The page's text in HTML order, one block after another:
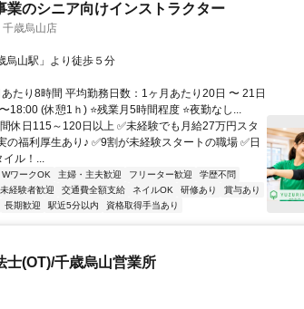
業のシニア向けインストラクター
千歳烏山店
烏山駅」より徒歩５分
たり8時間 平均勤務日数：1ヶ月あたり20日 〜 21日
〜18:00 (休憩1ｈ) ⭐残業月5時間程度 ⭐夜勤なし...
休日115～120日以上 ✅未経験でも月給27万円スタ
の福利厚生あり♪ ✅9割が未経験スタートの職場 ✅日
イル！...
ワークOK 主婦・主夫歓迎 フリーター歓迎
学歴不問
未経験者歓迎 交通費全額支給 ネイルOK 研修あり
賞与あり
長期歓迎 駅近5分以内 資格取得手当あり
士(OT)/千歳烏山営業所